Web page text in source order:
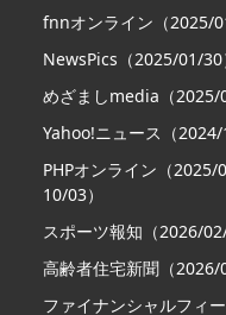
fnnオンライン（2025/
NewsPics（2025/01/30
めざましmedia（2025/
Yahoo!ニュース（
PHPオンライン（
10/03）
スポーツ報知（2026/02/
高齢者住宅新聞（2026/
ファイナンシャルフィ